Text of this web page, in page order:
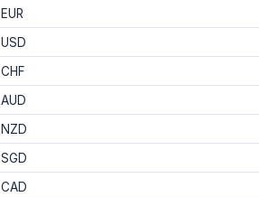
EUR
USD
CHF
AUD
NZD
SGD
CAD